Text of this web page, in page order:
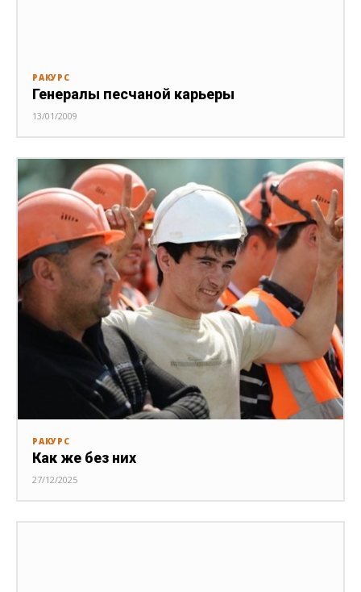
РАКУРС
Генералы песчаной карьеры
13/01/2009
РАКУРС
Как же без них
27/12/2025